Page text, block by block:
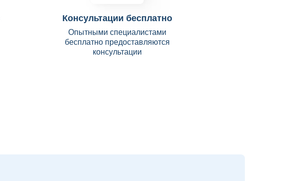
Консультации бесплатно
Опытными специалистами
бесплатно предоставляются
консультации